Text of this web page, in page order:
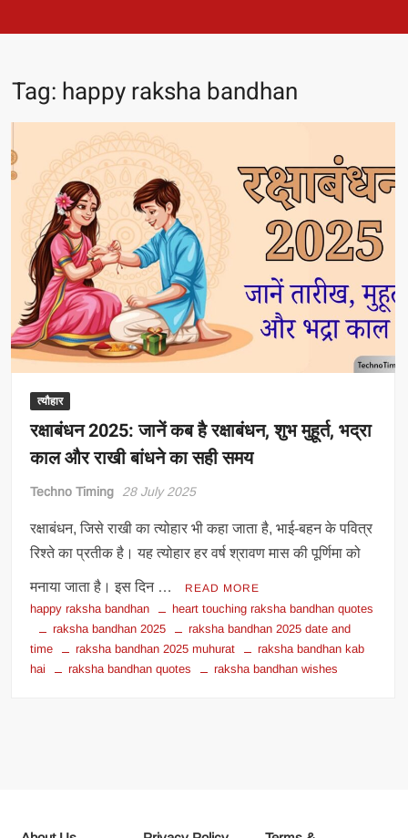
Tag: happy raksha bandhan
त्यौहार
रक्षाबंधन 2025: जानें कब है रक्षाबंधन, शुभ मुहूर्त, भद्रा
काल और राखी बांधने का सही समय
Techno Timing 28 July 2025
रक्षाबंधन, जिसे राखी का त्योहार भी कहा जाता है, भाई-बहन के पवित्र
रिश्ते का प्रतीक है। यह त्योहार हर वर्ष श्रावण मास की पूर्णिमा को
मनाया जाता है। इस दिन … READ MORE
happy raksha bandhan
heart touching raksha bandhan quotes
raksha bandhan 2025
raksha bandhan 2025 date and
time
raksha bandhan 2025 muhurat
raksha bandhan kab
hai
raksha bandhan quotes raksha bandhan wishes